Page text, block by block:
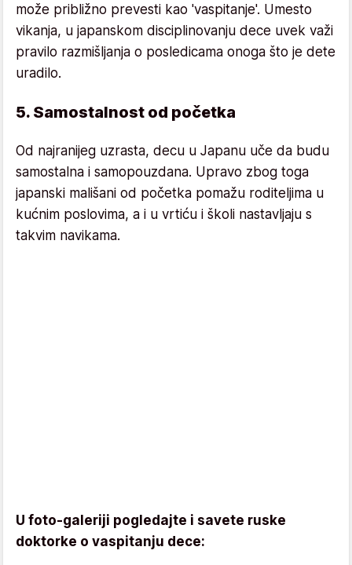
može približno prevesti kao 'vaspitanje'. Umesto
vikanja, u japanskom disciplinovanju dece uvek važi
pravilo razmišljanja o posledicama onoga što je dete
uradilo.
5. Samostalnost od početka
Od najranijeg uzrasta, decu u Japanu uče da budu
samostalna i samopouzdana. Upravo zbog toga
japanski mališani od početka pomažu roditeljima u
kućnim poslovima, a i u vrtiću i školi nastavljaju s
takvim navikama.
U foto-galeriji pogledajte i savete ruske
doktorke o vaspitanju dece: